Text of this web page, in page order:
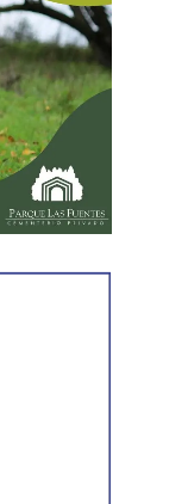
durante las
será
de trabajo y dos
incrementar
de
Alto Valle.
el relevamiento
condiciones de